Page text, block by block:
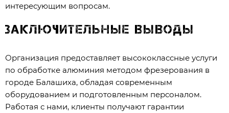
интересующим вопросам.
Заключительные выводы
Организация предоставляет высококлассные услуги
по обработке алюминия методом фрезерования в
городе Балашиха, обладая современным
оборудованием и подготовленным персоналом.
Работая с нами, клиенты получают гарантии